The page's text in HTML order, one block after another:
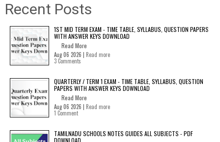
Recent Posts
1ST MID TERM EXAM - TIME TABLE, SYLLABUS, QUESTION PAPERS
WITH ANSWER KEYS DOWNLOAD
Read More
Aug 06 2026 | Read more
3 Comments
QUARTERLY / TERM 1 EXAM - TIME TABLE, SYLLABUS, QUESTION
PAPERS WITH ANSWER KEYS DOWNLOAD
Read More
Aug 06 2026 | Read more
1 Comment
TAMILNADU SCHOOLS NOTES GUIDES ALL SUBJECTS - PDF
DOWNLOAD